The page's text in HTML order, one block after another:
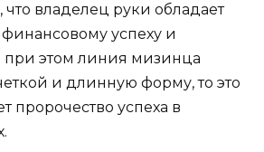
что владелец руки обладает
успеху и
при этом линия мизинца
и длинную форму, то это
пророчество успеха в